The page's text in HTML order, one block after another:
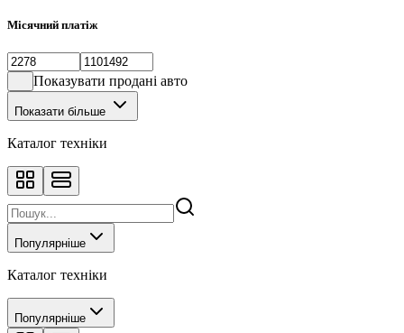
Місячний платіж
Показувати продані авто
Показати більше
Каталог техніки
Популярніше
Каталог техніки
Популярніше